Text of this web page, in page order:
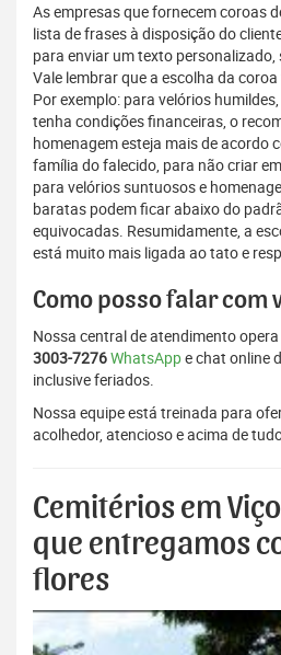
As empresas que fornecem coroas
lista de frases à disposição do
para enviar um texto personalizado,
Vale lembrar que a escolha da
Por exemplo: para velórios
tenha condições financeiras, o
homenagem esteja mais de acordo
família do falecido, para não criar
para velórios suntuosos e
baratas podem ficar abaixo do
equivocadas. Resumidamente, a
está muito mais ligada ao tato e
Como posso falar com
Nossa central de atendimento
3003-7276WhatsAppe chat online
inclusive feriados.
Nossa equipe está treinada para
acolhedor, atencioso e acima de
Cemitérios em
que entregamos
flores